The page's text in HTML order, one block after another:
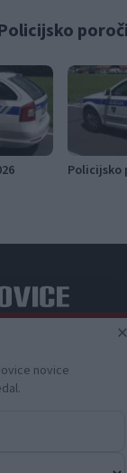
Policijsko
×
novice